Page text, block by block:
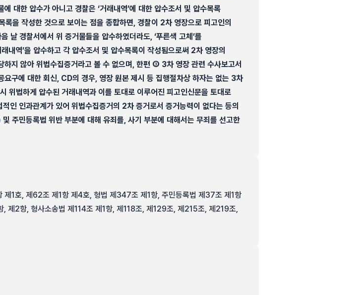
대한 압수가 아니고 경찰은 ‘거래내역’에 대한 압수조서 및 압수목록
록을 작성한 것으로 보이는 점을 종합하면, 경찰이 2차 영장으로 피고인의
날 경찰서에서 위 증거물들을 압수하였더라도, ‘푸른색 고체’를
내역’을 압수하고 각 압수조서 및 압수목록이 작성됨으로써 2차 영장의
지 않아 위법수집증거라고 볼 수 없으며, 한편 ③ 3차 영장 관련 수사보고서
구에 대한 회신, CD의 경우, 영장 원본 제시 등 집행절차상 하자는 없는 3차
위법하게 압수된 거래내역과 이를 토대로 이루어진 피고인신문을 토대로
인 인과관계가 있어 위법수집증거의 2차 증거로서 증거능력이 없다는 등의
주민등록법 위반 부분에 대해 유죄를, 사기 부분에 대해서는 무죄를 선고한
1호, 제62조 제1항 제4호, 형법 제347조 제1항, 주민등록법 제37조 제1항
, 제2항, 형사소송법 제114조 제1항, 제118조, 제129조, 제215조, 제219조,